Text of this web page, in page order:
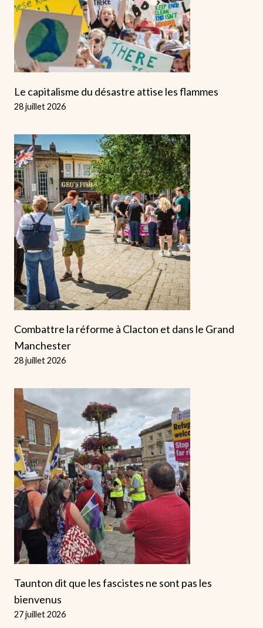
Le capitalisme du désastre attise les flammes
28 juillet 2026
Combattre la réforme à Clacton et dans le Grand
Manchester
28 juillet 2026
Taunton dit que les fascistes ne sont pas les
bienvenus
27 juillet 2026